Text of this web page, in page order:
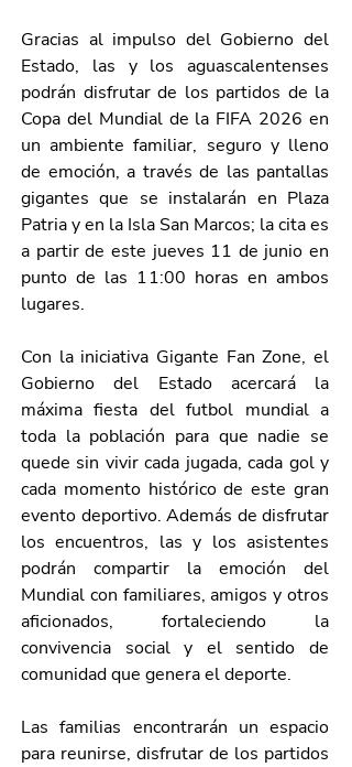
Gracias al impulso del Gobierno del
Estado, las y los aguascalentenses
podrán disfrutar de los partidos de la
Copa del Mundial de la FIFA 2026 en
un ambiente familiar, seguro y lleno
de emoción, a través de las pantallas
gigantes que se instalarán en Plaza
Patria y en la Isla San Marcos; la cita es
a partir de este jueves 11 de junio en
punto de las 11:00 horas en ambos
lugares.
Con la iniciativa Gigante Fan Zone, el
Gobierno del Estado acercará la
máxima fiesta del futbol mundial a
toda la población para que nadie se
quede sin vivir cada jugada, cada gol y
cada momento histórico de este gran
evento deportivo. Además de disfrutar
los encuentros, las y los asistentes
podrán compartir la emoción del
Mundial con familiares, amigos y otros
aficionados, fortaleciendo la
convivencia social y el sentido de
comunidad que genera el deporte.
Las familias encontrarán un espacio
para reunirse, disfrutar de los partidos